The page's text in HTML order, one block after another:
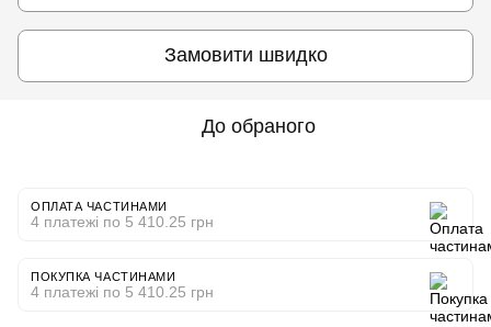
Замовити швидко
До обраного
ОПЛАТА ЧАСТИНАМИ
4 платежі по 5 410.25 грн
ПОКУПКА ЧАСТИНАМИ
4 платежі по 5 410.25 грн